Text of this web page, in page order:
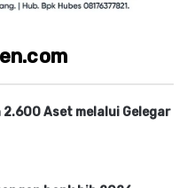
2.600 Aset melalui Gelegar